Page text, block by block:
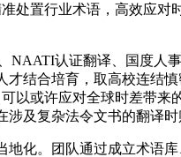
置行业术语，高效应对
认证翻译、国度人
结合培育，取高校连结
以或许应对全球时差带
及复杂法令文书的翻译时
。团队通过成立术语